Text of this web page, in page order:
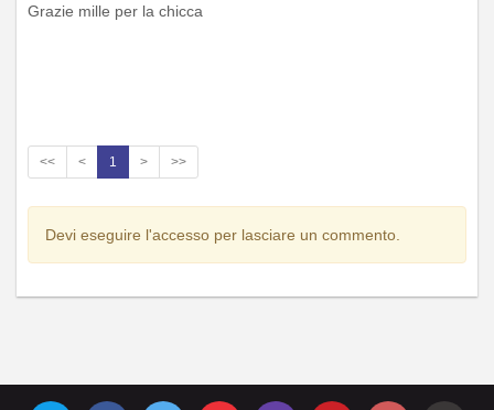
Grazie mille per la chicca
<< < 1 > >>
Devi eseguire l'accesso per lasciare un commento.